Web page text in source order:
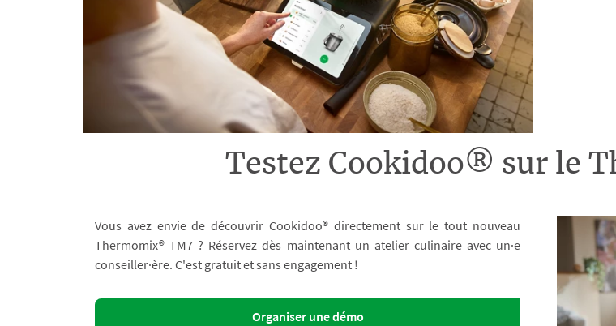
Testez Cookidoo® sur le
Vous avez envie de découvrir Cookidoo® directement sur le tout nouveau
Thermomix® TM7 ? Réservez dès maintenant un atelier culinaire avec un·e
conseiller·ère. C'est gratuit et sans engagement !
Organiser une démo